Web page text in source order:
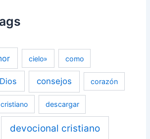
cielo» como
consejos corazón
cristiano descargar
devocional cristiano